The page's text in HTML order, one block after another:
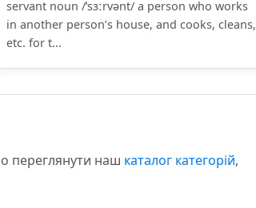
servant noun /ˈsɜːrvənt/ a person who works
in another person’s house, and cooks, cleans,
etc. for t...
переглянути наш каталог категорій,